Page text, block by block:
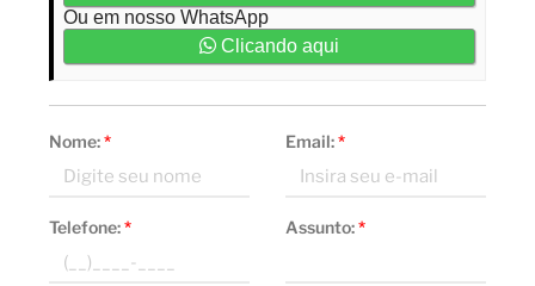
Ou em nosso WhatsApp
Clicando aqui
Nome:* Email:*
Telefone:* Assunto:*